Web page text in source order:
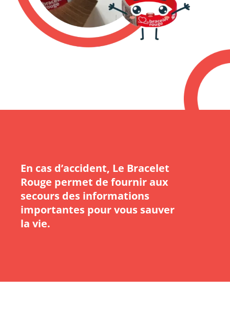
En cas d’accident, Le Bracelet
Rouge permet de fournir aux
secours des informations
importantes pour vous sauver
la vie.